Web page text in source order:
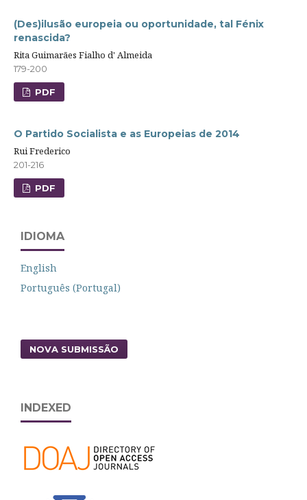
(Des)ilusão europeia ou oportunidade, tal Fénix
renascida?
Rita Guimarães Fialho d' Almeida
179-200
PDF
O Partido Socialista e as Europeias de 2014
Rui Frederico
201-216
PDF
IDIOMA
English
Português (Portugal)
NOVA SUBMISSÃO
INDEXED